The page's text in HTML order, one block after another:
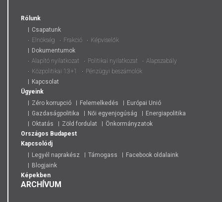
Rólunk
Csapatunk
Elnökség
Frakció
Képviselők
Dokumentumok
Alapító nyilatkozat
Politikai nyilatkozat
Alapszabály
Közpolitikai 13+1
Pénzügyi beszámolók
Kapcsolat
Ügyeink
Zéro korrupció
Felemelkedés
Európai Unió
Gazdaságpolitika
Női egyenjogúság
Energiapolitika
Oktatás
Zöld fordulat
Önkormányzatok
Országos Budapest
Kapcsolódj
Legyél naprakész
Támogass
Facebook oldalaink
Blogjaink
Képekben
ARCHÍVUM